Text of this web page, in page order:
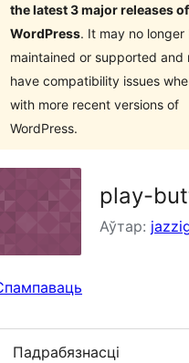
the latest 3 major releases of
WordPress. It may no longer
maintained or supported and
have compatibility issues
with more recent versions of
WordPress.
play-
Аўтар:
Падрабязнасці